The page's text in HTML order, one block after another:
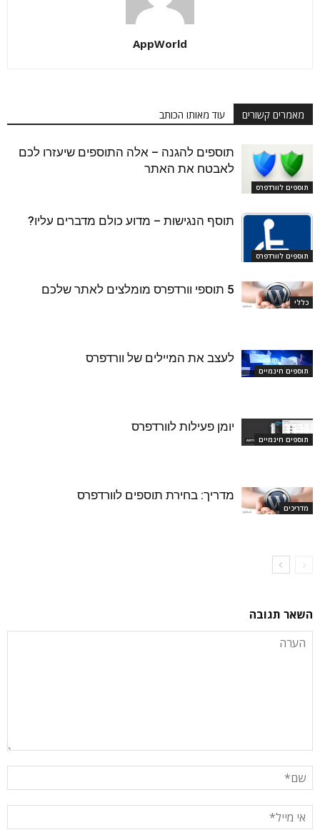
AppWorld
מאמרים קשורים עוד מאותו הכותב
תוספים לוורדפרס
תוספים להגנה – אלה התוספים שיעזרו לכם
לאבטח את האתר
תוספים לוורדפרס
תוסף הנגישות – מדוע כולם מדברים עליו?
כללי
5 תוספי וורדפרס מומלצים לאתר שלכם
תוספים חינמיים
לעצב את המיילים של וורדפרס
תוספים חינמיים
יומן פעילות לוורדפרס
מדריכים
מדריך: בחירת תוספים לוורדפרס
השאר תגובה